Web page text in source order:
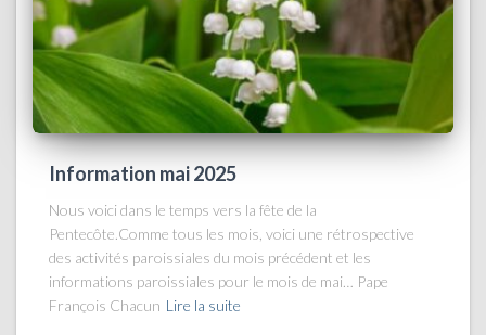
Information mai 2025
Nous voici dans le temps vers la fête de la
Pentecôte.Comme tous les mois, voici une rétrospective
des activités paroissiales du mois précédent et les
informations paroissiales pour le mois de mai… Pape
François Chacun Lire la suite